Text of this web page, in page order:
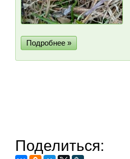
Подробнее »
Поделиться: